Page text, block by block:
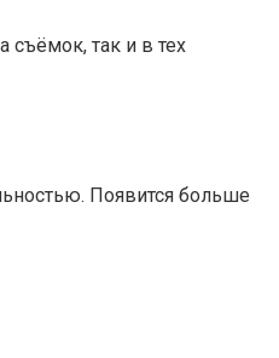
так и в тех
Появится больше